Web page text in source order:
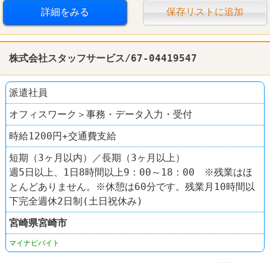
詳細をみる 保存リストに追加
株式会社スタッフサービス/67-04419547
派遣社員
オフィスワーク＞事務・データ入力・受付
時給1200円+交通費支給
短期（3ヶ月以内）／長期（3ヶ月以上）
週5日以上、1日8時間以上9：00～18：00 ※残業はほ
とんどありません。※休憩は60分です。残業月10時間以
下完全週休2日制(土日祝休み)
宮崎県宮崎市
マイナビバイト